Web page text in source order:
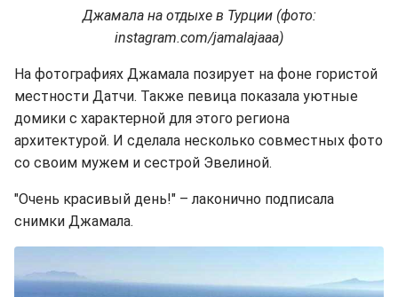
Джамала на отдыхе в Турции (фото:
instagram.com/jamalajaaa)
На фотографиях Джамала позирует на фоне гористой
местности Датчи. Также певица показала уютные
домики с характерной для этого региона
архитектурой. И сделала несколько совместных фото
со своим мужем и сестрой Эвелиной.
"Очень красивый день!" – лаконично подписала
снимки Джамала.